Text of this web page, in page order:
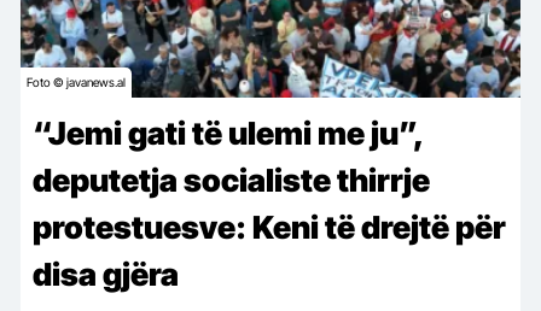
Foto © javanews.al
“Jemi gati të ulemi me ju”,
deputetja socialiste thirrje
protestuesve: Keni të drejtë për
disa gjëra